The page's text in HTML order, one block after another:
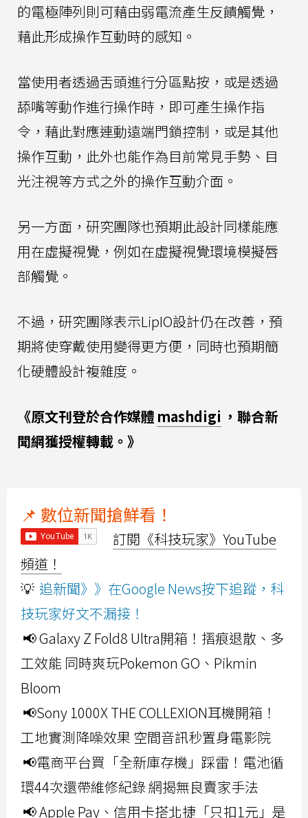
的電極陣列則可藉由弱電流產生反饋觸覺，
藉此形成操作互動時的感知。
當使用者透過舌頭進行分區點按，或是透過
舔嘴等動作進行操作時，即可產生操作指
令，藉此對應連動遠端門鎖控制，或是其他
操作互動，此外也能作為目前常見手勢、目
光注視等方式之外的操作互動介面。
另一方面，研究團隊也預期此設計同樣能應
用在虛擬視覺，例如在虛擬視覺環境模擬唇
部觸覺。
不過，研究團隊表示LipIO設計仍在改善，預
期將使穿戴使用變得更方便，同時也預期簡
化硬體設計複雜度。
《原文刊登於合作媒體 mashdigi ，聯合新
聞網獲授權轉載。》
📌 數位新聞搶鮮看！
訂閱《科技玩家》YouTube
頻道！
💡 追新聞》》在Google News按下追蹤，科
技玩家好文不漏接！
📢 Galaxy Z Fold8 Ultra開箱！摺痕退散、多
工效能 同時爽玩Pokemon GO、Pikmin
Bloom
📢Sony 1000X THE COLLEXION耳機開箱！
工地實測降噪效果 空間音訊秒置身電影院
📢電商平台買「全新庫存機」踩雷！電池循
環44次還帶維修紀錄 網揭無良賣家手法
📢 Apple Pay、信用卡搭北捷「只扣1元」是